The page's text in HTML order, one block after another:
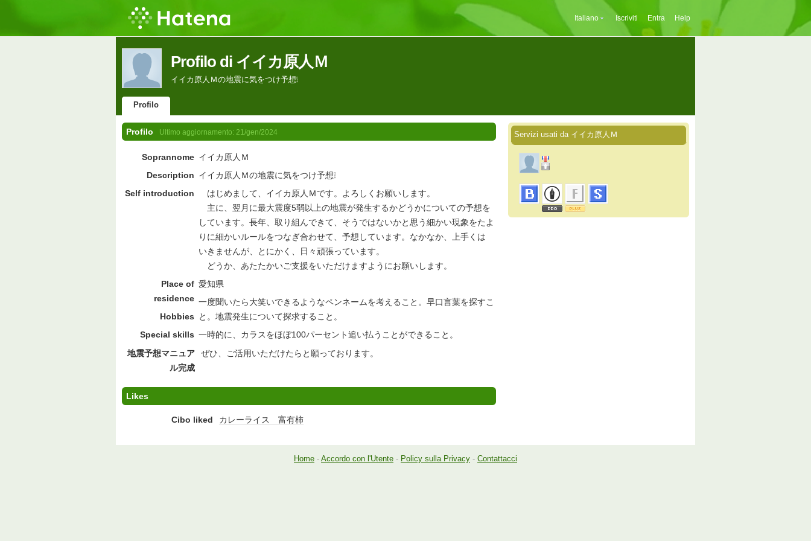
Italiano Iscriviti Entra Help
Profilo di イイカ原人Ｍ
イイカ原人Ｍの地震に気をつけ予想❕
Profilo
Profilo Ultimo aggiornamento: 21/gen/2024
Soprannome イイカ原人Ｍ
Description イイカ原人Ｍの地震に気をつけ予想❕
Self introduction
はじめまして、イイカ原人Ｍです。よろしくお願いします。
主に、翌月に最大震度5弱以上の地震が発生するかどうかについての予想を
しています。長年、取り組んできて、そうではないかと思う細かい現象をたよ
りに細かいルールをつなぎ合わせて、予想しています。なかなか、上手くは
いきませんが、とにかく、日々頑張っています。
どうか、あたたかいご支援をいただけますようにお願いします。
Place of
residence
愛知県
Hobbies
一度聞いたら大笑いできるようなペンネームを考えること。早口言葉を探すこ
と。地震発生について探求すること。
Special skills 一時的に、カラスをほぼ100パーセント追い払うことができること。
地震予想マニュア
ル完成
ぜひ、ご活用いただけたらと願っております。
Likes
Cibo liked カレーライス 富有柿
Servizi usati da イイカ原人Ｍ
Home - Accordo con l'Utente - Policy sulla Privacy - Contattacci